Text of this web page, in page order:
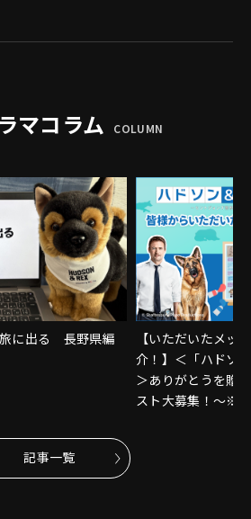
マコラム COLUMN
に出る 長野県編
【いただいたメッ
介！】＜「ハドソ
＞ありがとうを贈
スト大募集！～※
記事一覧